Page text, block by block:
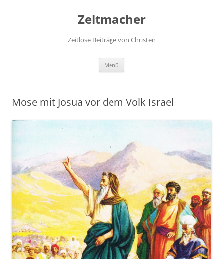
Zeltmacher
Zeitlose Beiträge von Christen
Menü
Mose mit Josua vor dem Volk Israel